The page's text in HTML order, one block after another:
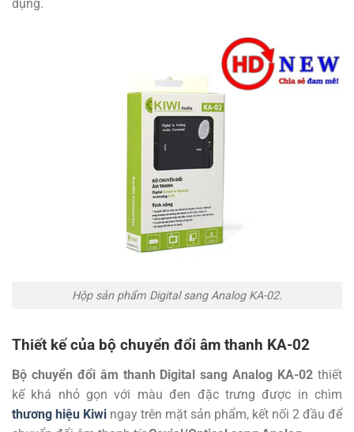
dụng.
Hộp sản phẩm Digital sang Analog KA-02.
Thiết kế của bộ chuyển đổi âm thanh KA-02
Bộ chuyển đổi âm thanh Digital sang Analog KA-02 thiết
kế khá nhỏ gọn với màu đen đặc trưng được in chìm
thương hiệu Kiwi ngay trên mặt sản phẩm, kết nối 2 đầu để